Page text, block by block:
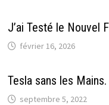
J’ai Testé le Nouvel
février 16, 2026
Tesla sans les
septembre 5, 2022